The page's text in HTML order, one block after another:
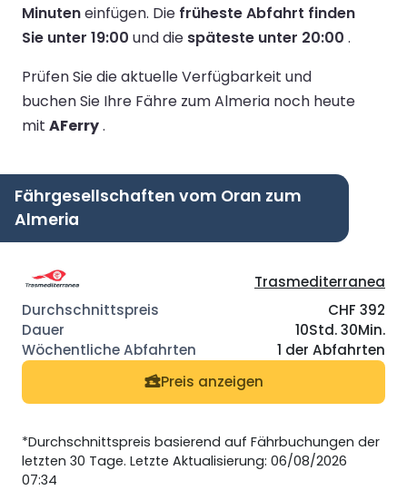
Minuteneinfügen. Die früheste Abfahrt finden
Sie unter 19:00 und die späteste unter 20:00 .
Prüfen Sie die aktuelle Verfügbarkeit und
buchen Sie Ihre Fähre zum Almeria noch heute
mit AFerry.
Fährgesellschaften vom Oran zum
Almeria
Trasmediterranea
CHF 392
10Std. 30Min.
1 der Abfahrten
Preis anzeigen
*Durchschnittspreis basierend auf Fährbuchungen der
letzten 30 Tage. Letzte Aktualisierung: 06/08/2026
07:34